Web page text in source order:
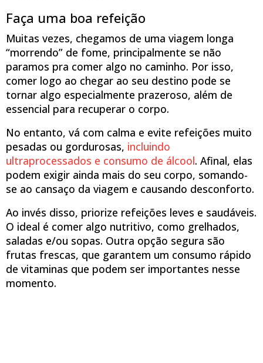
Faça uma boa refeição
Muitas vezes, chegamos de uma viagem longa
“morrendo” de fome, principalmente se não
paramos pra comer algo no caminho. Por isso,
comer logo ao chegar ao seu destino pode se
tornar algo especialmente prazeroso, além de
essencial para recuperar o corpo.
No entanto, vá com calma e evite refeições muito
pesadas ou gordurosas, incluindo
ultraprocessados e consumo de álcool. Afinal, elas
podem exigir ainda mais do seu corpo, somando-
se ao cansaço da viagem e causando desconforto.
Ao invés disso, priorize refeições leves e saudáveis.
O ideal é comer algo nutritivo, como grelhados,
saladas e/ou sopas. Outra opção segura são
frutas frescas, que garantem um consumo rápido
de vitaminas que podem ser importantes nesse
momento.